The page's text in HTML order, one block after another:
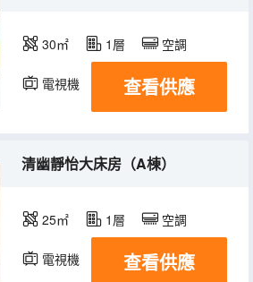
30㎡ 1層 空調
電視機 查看供應
清幽靜怡大床房（A棟）
25㎡ 1層 空調
電視機 查看供應